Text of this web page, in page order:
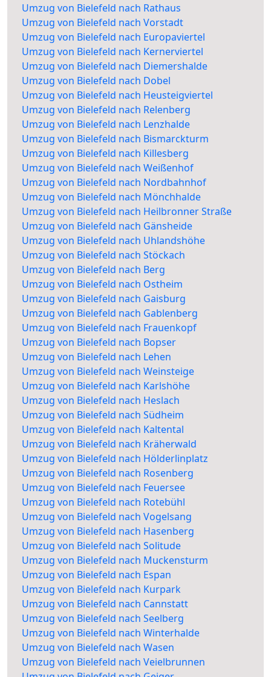
Umzug von Bielefeld nach Rathaus
Umzug von Bielefeld nach Vorstadt
Umzug von Bielefeld nach Europaviertel
Umzug von Bielefeld nach Kernerviertel
Umzug von Bielefeld nach Diemershalde
Umzug von Bielefeld nach Dobel
Umzug von Bielefeld nach Heusteigviertel
Umzug von Bielefeld nach Relenberg
Umzug von Bielefeld nach Lenzhalde
Umzug von Bielefeld nach Bismarckturm
Umzug von Bielefeld nach Killesberg
Umzug von Bielefeld nach Weißenhof
Umzug von Bielefeld nach Nordbahnhof
Umzug von Bielefeld nach Mönchhalde
Umzug von Bielefeld nach Heilbronner Straße
Umzug von Bielefeld nach Gänsheide
Umzug von Bielefeld nach Uhlandshöhe
Umzug von Bielefeld nach Stöckach
Umzug von Bielefeld nach Berg
Umzug von Bielefeld nach Ostheim
Umzug von Bielefeld nach Gaisburg
Umzug von Bielefeld nach Gablenberg
Umzug von Bielefeld nach Frauenkopf
Umzug von Bielefeld nach Bopser
Umzug von Bielefeld nach Lehen
Umzug von Bielefeld nach Weinsteige
Umzug von Bielefeld nach Karlshöhe
Umzug von Bielefeld nach Heslach
Umzug von Bielefeld nach Südheim
Umzug von Bielefeld nach Kaltental
Umzug von Bielefeld nach Kräherwald
Umzug von Bielefeld nach Hölderlinplatz
Umzug von Bielefeld nach Rosenberg
Umzug von Bielefeld nach Feuersee
Umzug von Bielefeld nach Rotebühl
Umzug von Bielefeld nach Vogelsang
Umzug von Bielefeld nach Hasenberg
Umzug von Bielefeld nach Solitude
Umzug von Bielefeld nach Muckensturm
Umzug von Bielefeld nach Espan
Umzug von Bielefeld nach Kurpark
Umzug von Bielefeld nach Cannstatt
Umzug von Bielefeld nach Seelberg
Umzug von Bielefeld nach Winterhalde
Umzug von Bielefeld nach Wasen
Umzug von Bielefeld nach Veielbrunnen